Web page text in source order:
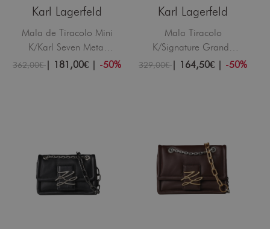
Karl Lagerfeld
Mala de Tiracolo Mini
K/Karl Seven Metal
Badges Preta
362,00€| 181,00€ | -50%
Karl Lagerfeld
Mala Tiracolo
K/Signature Grande
Soft Degrade Laranja
329,00€| 164,50€ | -50%